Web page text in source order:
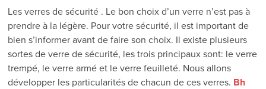
Les verres de sécurité . Le bon choix d’un verre n’est pas à
prendre à la légère. Pour votre sécurité, il est important de
bien s’informer avant de faire son choix. Il existe plusieurs
sortes de verre de sécurité, les trois principaux sont: le verre
trempé, le verre armé et le verre feuilleté. Nous allons
développer les particularités de chacun de ces verres. Bh